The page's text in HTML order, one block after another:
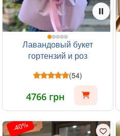
Лавандовый букет
гортензий и роз
(54)
4766 грн
-40%